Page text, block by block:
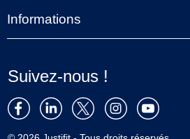
Informations
Suivez-nous !